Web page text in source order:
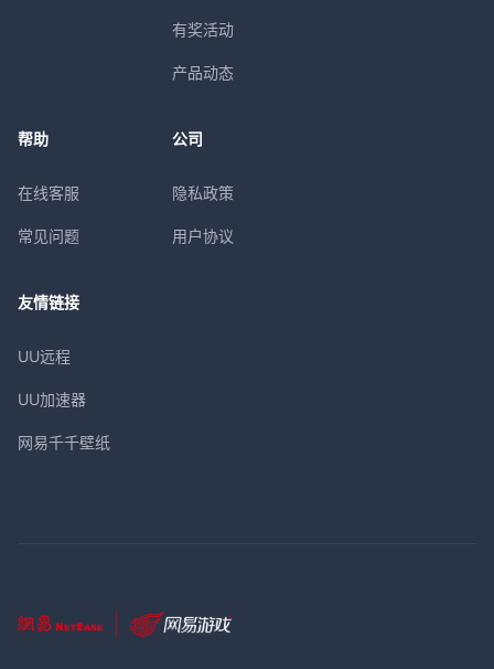
有奖活动
产品动态
帮助
在线客服
常见问题
公司
隐私政策
用户协议
友情链接
UU远程
UU加速器
网易千千壁纸